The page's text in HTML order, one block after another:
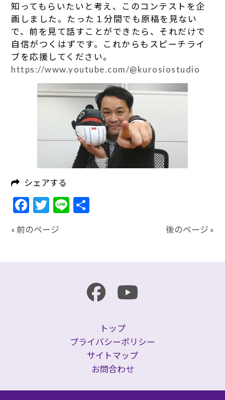
知ってもらいたいと考え、このコンテストを企
画しました。たった１分間でも原稿を見ない
で、前を見て話すことができたら、それだけで
自信がつくはずです。これからもスピーチライ
ブを応援してください。
https://www.youtube.com/@kurosiostudio
シェアする
Facebook
Twitter
Line
« 前のページ 後のページ »
トップ
プライバシーポリシー
サイトマップ
お問合わせ